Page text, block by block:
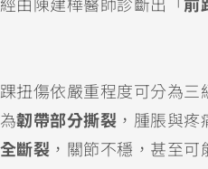
經由陳建樺醫師診斷出「 前
扭傷依嚴重程度可分為三
韌帶部分撕裂 ，腫脹與
斷裂 ，關節不穩，甚至